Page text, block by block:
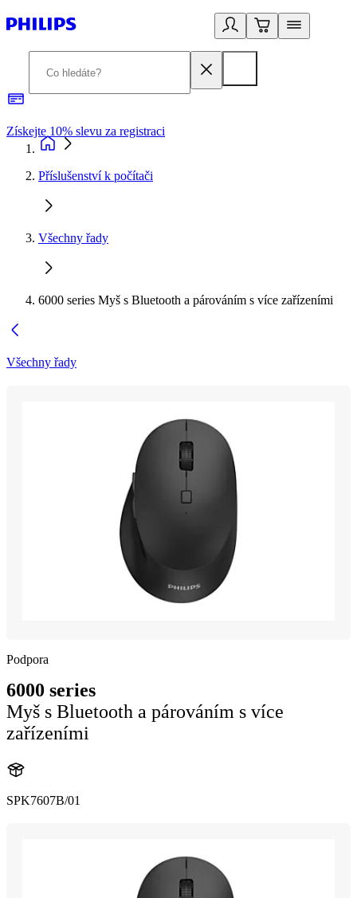
Získejte 10% slevu za registraci
Příslušenství k počítači
Všechny řady
6000 series Myš s Bluetooth a párováním s více zařízeními
Všechny řady
Podpora
6000 series
Myš s Bluetooth a párováním s více
zařízeními
SPK7607B/01